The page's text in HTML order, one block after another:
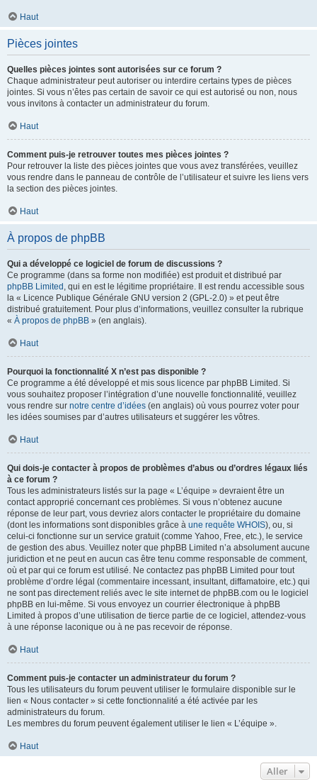
Haut
Pièces jointes
Quelles pièces jointes sont autorisées sur ce forum ?
Chaque administrateur peut autoriser ou interdire certains types de pièces
jointes. Si vous n’êtes pas certain de savoir ce qui est autorisé ou non, nous
vous invitons à contacter un administrateur du forum.
Haut
Comment puis-je retrouver toutes mes pièces jointes ?
Pour retrouver la liste des pièces jointes que vous avez transférées, veuillez
vous rendre dans le panneau de contrôle de l’utilisateur et suivre les liens vers
la section des pièces jointes.
Haut
À propos de phpBB
Qui a développé ce logiciel de forum de discussions ?
Ce programme (dans sa forme non modifiée) est produit et distribué par
phpBB Limited , qui en est le légitime propriétaire. Il est rendu accessible sous
la « Licence Publique Générale GNU version 2 (GPL-2.0) » et peut être
distribué gratuitement. Pour plus d’informations, veuillez consulter la rubrique
« À propos de phpBB » (en anglais).
Haut
Pourquoi la fonctionnalité X n’est pas disponible ?
Ce programme a été développé et mis sous licence par phpBB Limited. Si
vous souhaitez proposer l’intégration d’une nouvelle fonctionnalité, veuillez
vous rendre sur notre centre d’idées (en anglais) où vous pourrez voter pour
les idées soumises par d’autres utilisateurs et suggérer les vôtres.
Haut
Qui dois-je contacter à propos de problèmes d’abus ou d’ordres légaux liés
à ce forum ?
Tous les administrateurs listés sur la page « L’équipe » devraient être un
contact approprié concernant ces problèmes. Si vous n’obtenez aucune
réponse de leur part, vous devriez alors contacter le propriétaire du domaine
(dont les informations sont disponibles grâce à une requête WHOIS), ou, si
celui-ci fonctionne sur un service gratuit (comme Yahoo, Free, etc.), le service
de gestion des abus. Veuillez noter que phpBB Limited n’a absolument aucune
juridiction et ne peut en aucun cas être tenu comme responsable de comment,
où et par qui ce forum est utilisé. Ne contactez pas phpBB Limited pour tout
problème d’ordre légal (commentaire incessant, insultant, diffamatoire, etc.) qui
ne sont pas directement reliés avec le site internet de phpBB.com ou le logiciel
phpBB en lui-même. Si vous envoyez un courrier électronique à phpBB
Limited à propos d’une utilisation de tierce partie de ce logiciel, attendez-vous
à une réponse laconique ou à ne pas recevoir de réponse.
Haut
Comment puis-je contacter un administrateur du forum ?
Tous les utilisateurs du forum peuvent utiliser le formulaire disponible sur le
lien « Nous contacter » si cette fonctionnalité a été activée par les
administrateurs du forum.
Les membres du forum peuvent également utiliser le lien « L’équipe ».
Haut
Aller